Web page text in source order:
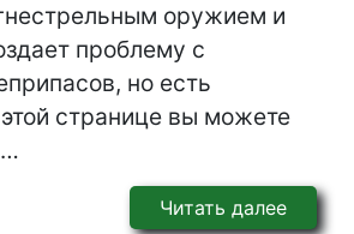
оружием и
проблему с
но есть
странице вы можете
Читать далее